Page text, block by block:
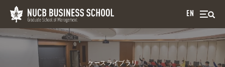
EN
ケースライブラリ